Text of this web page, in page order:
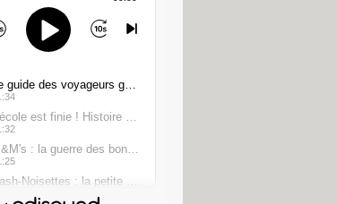
devient trop faible,
coupures de vidéos
de votre opérateur
une gare ou un
repère souvent des
réseaux stables,